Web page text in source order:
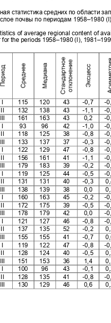
статистика средних по области
почвы по периодам 1958–1980
of average regional content of
for the periods 1958–1980 (I),
II
I
III
I
II
I
III
II
I
III
I
II
III
I
II
115
132
161
93
120
138
163
96
43
43
43
42
38
37
47
41
39
44
40
38
45
39
42
46
52
41
47
40
36
43
41
46
-0,7
-1,1
0,2
-
-
-
-
-
-
-
-
-
-
-1,0
-0,8
-0,3
-0,8
-1,1
-0,2
-0,5
-0,3
0,0
-0,2
-0,5
0,0
-0,8
-0,2
-0,7
-0,8
-0,5
1,4
118
133
122
156
179
119
131
138
160
172
178
121
137
155
119
128
151
100
128
130
125
137
129
161
183
125
131
139
163
175
179
127
135
155
122
124
153
96
-
-
-
-
-
-
-0,1
-0,8
0,6
135
129